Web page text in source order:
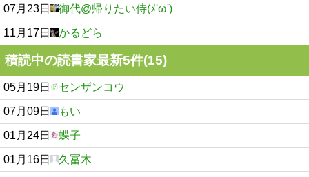
07月23日 御代@帰りたい侍(ﾒ'ω')
11月17日 かるどら
積読中の読書家最新5件(15)
05月19日 センザンコウ
07月09日 もい
01月24日 蝶子
01月16日 久冨木